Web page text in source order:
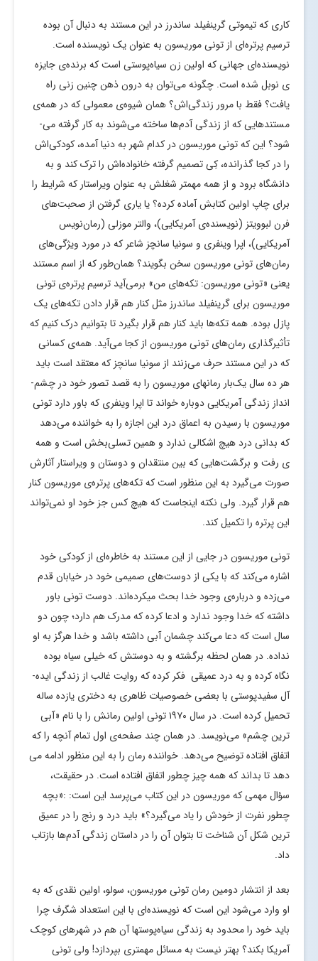
کاری که تیموتی گرین­فیلد ساندرز در این مستند به دنبال آن بوده
ترسیم پرتره­‌ای از تونی موریسون به عنوان یک نویسنده است.
نویسنده‌­ای جهانی که اولین زن سیاه‌­پوستی است که برنده‌­ی جایزه­‌
ی نوبل شده است. چگونه می‌­توان به درون ذهن چنین زنی راه
یافت؟ فقط با مرور زندگی‌اش؟ همان شیوه‌­ی معمولی که در همه­‌ی
مستندهایی که از زندگی­ آدم­‌ها ساخته می‌­شوند به کار گرفته می‌­
شود؟ این که تونی موریسون در کدام شهر به دنیا آمده، کودکی‌­اش
را در کجا گذرانده، کِی تصمیم گرفته خانواده‌­اش را ترک کند و به
دانشگاه برود و از همه مهم­تر شغلش به عنوان ویراستار که شرایط را
برای چاپ اولین کتابش آماده کرده؟ یا یاری گرفتن از صحبت­‌های
فرن لبوویتز (نویسنده­‌ی آمریکایی)، والتر موزلی (رمان‌نویس
آمریکایی)، اپرا وینفری و سونیا سانچز شاعر که در مورد ویژگی­‌های
رمان­‌های تونی موریسون سخن بگویند؟ همان‌طور که از اسم مستند
یعنی «تونی موریسون: تکه­‌های من» برمی‌­آید ترسیم پرتره­‌ی تونی
موریسون برای گرین­فیلد ساندرز مثل کنار هم قرار دادن تکه­‌های یک
پازل بوده. همه تکه­‌ها باید کنار هم قرار بگیرد تا بتوانیم درک کنیم که
تأثیرگذاری رمان­‌های تونی موریسون از کجا می­‌آید. همه‌­ی کسانی
که در این مستند حرف می‌­زنند از سونیا سانچز که معتقد است باید
هر ده سال یک‌­بار رمان­های موریسون را به قصد تصور خود در چشم‌­
انداز زندگی آمریکایی دوباره خواند تا اپرا وینفری که باور دارد تونی
موریسون با رسیدن به اعماق درد این اجازه را به خواننده می­‌دهد
که بدانی درد هیچ اشکالی ندارد و همین تسلی­‌بخش است و همه­‌
ی رفت ­‌و برگشت­‌هایی که بین منتقدان و دوستان و ویراستار آثارش
صورت می­‌گیرد به این منظور است که تکه­‌های پرتره­‌ی موریسون کنار
هم قرار گیرد. ولی نکته اینجاست که هیچ کس جز خود او نمی‌­تواند
این پرتره را تکمیل کند.
تونی موریسون در جایی از این مستند به خاطره‌­ای از کودکی خود
اشاره می‌­کند که با یکی از دوست‌­های صمیمی خود در خیابان قدم
می‌­زده و درباره­‌ی وجود خدا بحث می­کرده­‌اند. دوست تونی باور
داشته که خدا وجود ندارد و ادعا کرده که مدرک هم دارد؛ چون دو
سال است که دعا می­‌کند چشمان آبی داشته باشد و خدا هرگز به او
نداده. در همان لحظه برگشته و به دوستش که خیلی سیاه بوده
نگاه کرده و به درد عمیقی فکر کرده که روایت غالب از زندگی ایده‌­
آل سفیدپوستی با بعضی خصوصیات ظاهری به دختری یازده ساله
تحمیل کرده است. در سال ۱۹۷۰ تونی اولین رمانش را با نام «آبی­‌
ترین چشم» می‌­نویسد. در همان چند صفحه‌­ی اول تمام آنچه را که
اتفاق افتاده توضیح می‌­دهد. خواننده رمان را به این منظور ادامه می­‌
دهد تا بداند که همه چیز چطور اتفاق افتاده است. در حقیقت،
سؤال مهمی که موریسون در این کتاب می‌­پرسد این است: :«بچه
چطور نفرت از خودش را یاد می‌­گیرد؟» باید درد و رنج را در عمیق­‌
ترین شکل آن شناخت تا بتوان آن را در داستان زندگی آدم‌­ها بازتاب
داد.
بعد از انتشار دومین رمان تونی موریسون، سولو، اولین نقدی که به
او وارد می­‌شود این است که نویسنده‌­ای با این استعداد شگرف چرا
باید خود را محدود به زندگی سیاه‌­پوست­ها آن هم در شهرهای کوچک
آمریکا بکند؟ بهتر نیست به مسائل مهم­تری بپردازد! ولی تونی